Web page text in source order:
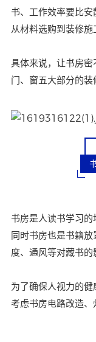
书、工作效率要比
从材料选购到装修施
具体来说，让书房密
门、窗五大部分的装
书房是人读书学习的
同时书房也是书籍
度、通风等对藏书的
为了确保人视力的
考虑书房电路改造、